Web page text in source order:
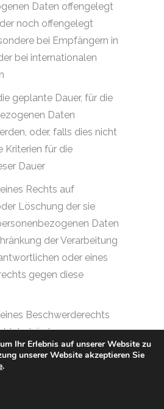
Daten offengelegt
noch offengelegt
bei Empfängern in
bei internationalen
geplante Dauer, für die
Daten
oder, falls dies nicht
Kriterien für die
Dauer
Rechts auf
Löschung der sie
Daten
der Verarbeitung
oder eines
gegen diese
Beschwerderechts
Daten
Person erhoben
Informationen
Ihr Erlebnis auf unserer Website zu
unserer Website akzeptieren Sie
.